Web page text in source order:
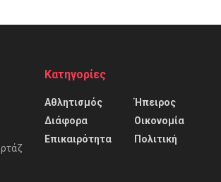
Κατηγορίες
Αθλητισμός
Διάφορα
Επικαιρότητα
Ήπειρος
Οικονομία
Πολιτική